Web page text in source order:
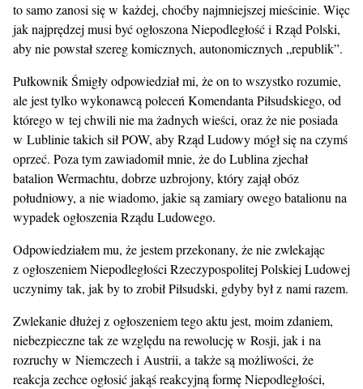
to samo zanosi się w każdej, choćby najmniejszej mieścinie. Więc
jak najprędzej musi być ogłoszona Niepodległość i Rząd Polski,
aby nie powstał szereg komicznych, autonomicznych „republik”.
Pułkownik Śmigły odpowiedział mi, że on to wszystko rozumie,
ale jest tylko wykonawcą poleceń Komendanta Piłsudskiego, od
którego w tej chwili nie ma żadnych wieści, oraz że nie posiada
w Lublinie takich sił POW, aby Rząd Ludowy mógł się na czymś
oprzeć. Poza tym zawiadomił mnie, że do Lublina zjechał
batalion Wermachtu, dobrze uzbrojony, który zajął obóz
południowy, a nie wiadomo, jakie są zamiary owego batalionu na
wypadek ogłoszenia Rządu Ludowego.
Odpowiedziałem mu, że jestem przekonany, że nie zwlekając
z ogłoszeniem Niepodległości Rzeczypospolitej Polskiej Ludowej
uczynimy tak, jak by to zrobił Piłsudski, gdyby był z nami razem.
Zwlekanie dłużej z ogłoszeniem tego aktu jest, moim zdaniem,
niebezpieczne tak ze względu na rewolucję w Rosji, jak i na
rozruchy w Niemczech i Austrii, a także są możliwości, że
reakcja zechce ogłosić jakąś reakcyjną formę Niepodległości,